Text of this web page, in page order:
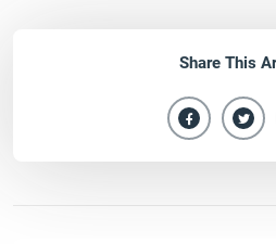
Share This